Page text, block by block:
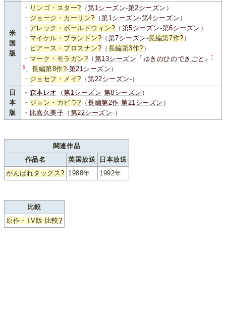
米
国
版
・ リンゴ・スター? （第1シーズン-第2シーズン ）
・ ジョージ・カーリン? （第1シーズン-第4シーズン ）
・ アレック・ボールドウィン? （ 第5シーズン-第6シーズン ）
・ マイケル・ブランドン? （ 第7シーズン-長編第7作? ）
・ ピアース・ブロスナン? （ 長編第3作? ）
・ マーク・モラガン? （ 第13シーズン 『ゆきのひのできごと 』*
5、長編第8作?-第21シーズン ）
・ ジョセフ・メイ? （第22シーズン-）
日
本
版
・ 森本レオ （第1シーズン-第8シーズン ）
・ ジョン・カビラ? （長編第2作-第21シーズン ）
・ 比嘉久美子 （ 第22シーズン-）
関連作品
作品名
英国放送
日本放送
がんばれタッグス? 1988年 1992年
比較
原作・TV版 比較?